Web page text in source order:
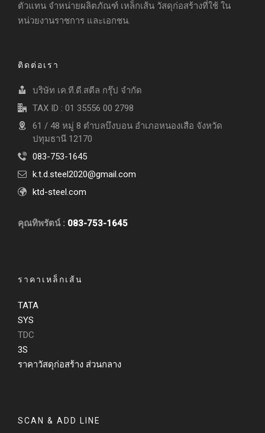
ตัวแทน จำหน่ายผลิตภัณฑ์ เหล็กเส้น วัสดุก่อสร้างที่ใช้ ใน
หน่วยงานราชการ และเอกชน.
ติดต่อเรา
บริษัท เค.ที.ดี.สตีล กรุ๊ป จำกัด
TAX ID : 01 35556 00 2798
61 / 48 หมู่ 8 ตำบลบึงบอน อำเภอหนองเสือ จังหวัด
ปทุมธานี 12170
083-753-1645
k.t.d.steel2020@gmail.com
ktd-steel.com
คุณทิพรัตน์ : 083-753-1645
ราคาเหล็กเส้น
TATA
SYS
TDC
3S
ราคาวัสดุก่อสร้าง ส่วนกลาง
SCAN & ADD LINE